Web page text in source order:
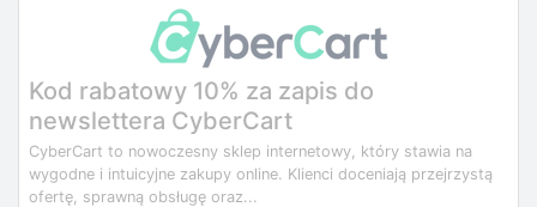
Kod rabatowy 10% za zapis do
newslettera CyberCart
CyberCart to nowoczesny sklep internetowy, który stawia na
wygodne i intuicyjne zakupy online. Klienci doceniają przejrzystą
ofertę, sprawną obsługę oraz...